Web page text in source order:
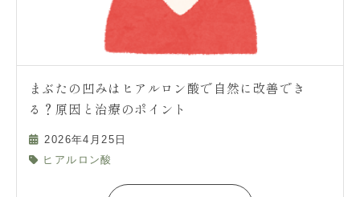
まぶたの凹みはヒアルロン酸で自然に改善でき
る？原因と治療のポイント
2026年4月25日
ヒアルロン酸